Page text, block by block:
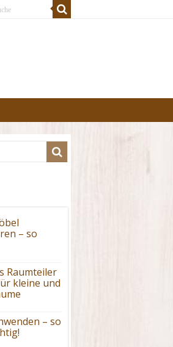
– so
Raumteiler
kleine und
– so